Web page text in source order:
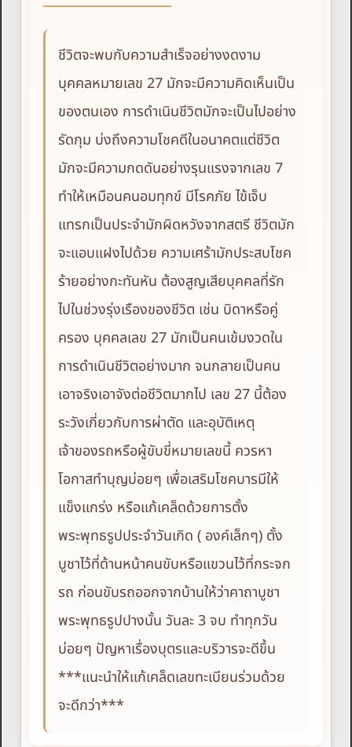
ชีวิตจะพบกับความสำเร็จอย่างงดงาม
บุคคลหมายเลข 27 มักจะมีความคิดเห็นเป็น
ของตนเอง การดำเนินชีวิตมักจะเป็นไปอย่าง
รัดกุม บ่งถึงความโชคดีในอนาคตแต่ชีวิต
มักจะมีความกดดันอย่างรุนแรงจากเลข 7
ทำให้เหมือนคนอมทุกข์ มีโรคภัย ไข้เจ็บ
แทรกเป็นประจำมักผิดหวังจากสตรี ชีวิตมัก
จะแอบแฝงไปด้วย ความเศร้ามักประสบโชค
ร้ายอย่างกะทันหัน ต้องสูญเสียบุคคลที่รัก
ไปในช่วงรุ่งเรืองของชีวิต เช่น บิดาหรือคู่
ครอง บุคคลเลข 27 มักเป็นคนเข้มงวดใน
การดำเนินชีวิตอย่างมาก จนกลายเป็นคน
เอาจริงเอาจังต่อชีวิตมากไป เลข 27 นี้ต้อง
ระวังเกี่ยวกับการผ่าตัด และอุบัติเหตุ
เจ้าของรถหรือผู้ขับขี่หมายเลขนี้ ควรหา
โอกาสทำบุญบ่อยๆ เพื่อเสริมโชคบารมีให้
แข็งแกร่ง หรือแก้เคล็ดด้วยการตั้ง
พระพุทธรูปประจำวันเกิด ( องค์เล็กๆ) ตั้ง
บูชาไว้ที่ด้านหน้าคนขับหรือแขวนไว้ที่กระจก
รถ ก่อนขับรถออกจากบ้านให้ว่าคาถาบูชา
พระพุทธรูปปางนั้น วันละ 3 จบ ทำทุกวัน
บ่อยๆ ปัญหาเรื่องบุตรและบริวารจะดีขึ้น
***แนะนำให้แก้เคล็ดเลขทะเบียนร่วมด้วย
จะดีกว่า***